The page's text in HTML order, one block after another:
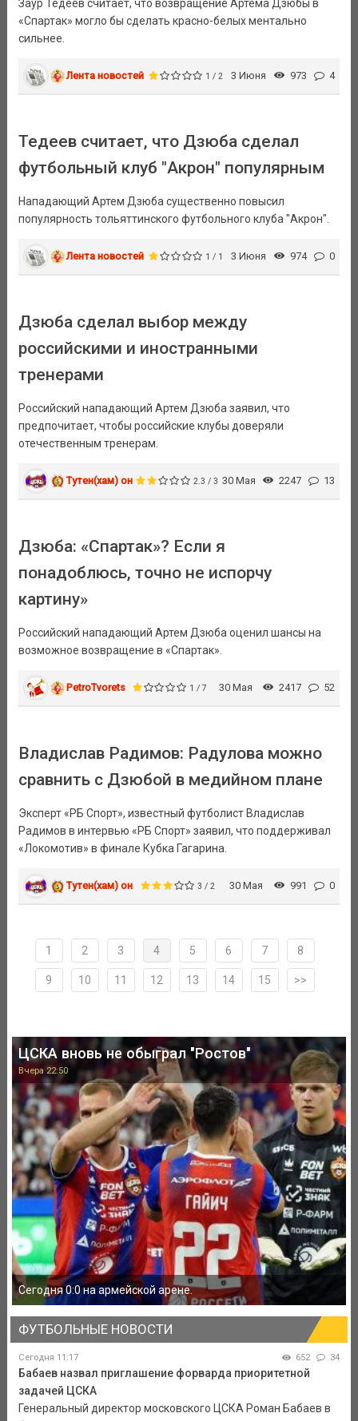
Заур Тедеев считает, что возвращение Артема Дзюбы в
«Спартак» могло бы сделать красно-белых ментально
сильнее.
Лента новостей 1 / 2 3 Июня 973 4
Тедеев считает, что Дзюба сделал
футбольный клуб "Акрон" популярным
Нападающий Артем Дзюба существенно повысил
популярность тольяттинского футбольного клуба "Акрон".
Лента новостей 1 / 1 3 Июня 974 0
Дзюба сделал выбор между
российскими и иностранными
тренерами
Российский нападающий Артем Дзюба заявил, что
предпочитает, чтобы российские клубы доверяли
отечественным тренерам.
Тутен(хам) он 2.3 / 3 30 Мая 2247 13
Дзюба: «Спартак»? Если я
понадоблюсь, точно не испорчу
картину»
Российский нападающий Артем Дзюба оценил шансы на
возможное возвращение в «Спартак».
PetroTvorets 1 / 7 30 Мая 2417 52
Владислав Радимов: Радулова можно
сравнить с Дзюбой в медийном плане
Эксперт «РБ Спорт», известный футболист Владислав
Радимов в интервью «РБ Спорт» заявил, что поддерживал
«Локомотив» в финале Кубка Гагарина.
Тутен(хам) он 3 / 2 30 Мая 991 0
1 2 3 4 5 6 7 8
9 10 11 12 13 14 15 >>
ЦСКА вновь не обыграл "Ростов"
Вчера 22:50
Сегодня 0:0 на армейской арене.
ФУТБОЛЬНЫЕ НОВОСТИ
Сегодня 11:17 652 34
Бабаев назвал приглашение форварда приоритетной
задачей ЦСКА
Генеральный директор московского ЦСКА Роман Бабаев в